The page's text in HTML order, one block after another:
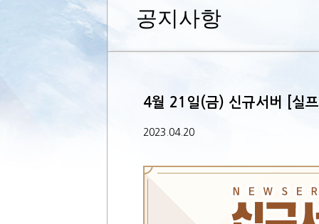
공지사항
4월 21일(금) 신규서버 [실
2023.04.20